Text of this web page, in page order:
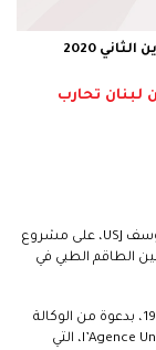
شابة من لبنان تحارب
يعمل 4 طلاب جامعيون لبنانيون من جامعة القديس يوسف USJ، على مشروع
قد يساهم في الحد من انتشار فيروس كوفيد-19 بين الطاقم الطبي في
بدأ مشروع «كوبوت-19» في ظل تفشّي فيروس كوفيد-19، بدعوة من الوكالة
الجامعية الفرنكوفونيةl’Agence Universitaire de la Francophonie، التي